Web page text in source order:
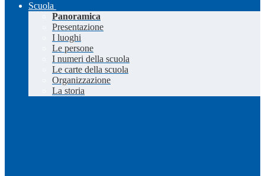
Scuola
Panoramica
Presentazione
I luoghi
Le persone
I numeri della scuola
Le carte della scuola
Organizzazione
La storia